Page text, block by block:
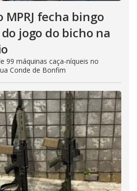
MPRJ fecha bingo
jogo do bicho na
99 máquinas caça-níqueis no
Conde de Bonfim